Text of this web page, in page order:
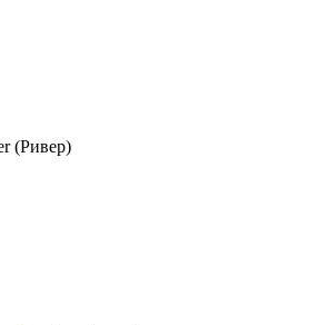
(Ривер)